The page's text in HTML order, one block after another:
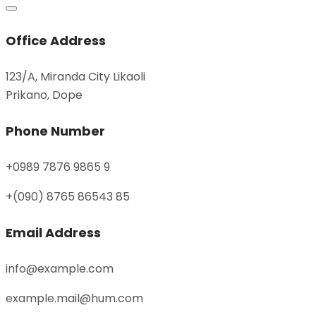
Office Address
123/A, Miranda City Likaoli
Prikano, Dope
Phone Number
+0989 7876 9865 9
+(090) 8765 86543 85
Email Address
info@example.com
example.mail@hum.com